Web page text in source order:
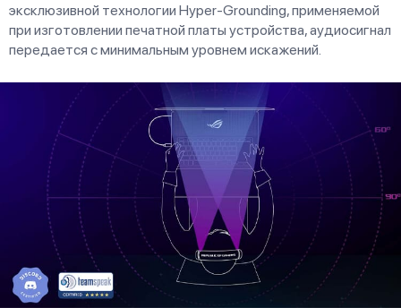
эксклюзивной технологии Hyper-Grounding, применяемой
при изготовлении печатной платы устройства, аудиосигнал
передается с минимальным уровнем искажений.